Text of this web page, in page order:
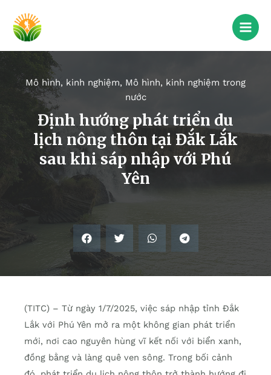
Mô hình, kinh nghiệm, Mô hình, kinh nghiệm trong
nước
Định hướng phát triển du
lịch nông thôn tại Đắk Lắk
sau khi sáp nhập với Phú
Yên
(TITC) – Từ ngày 1/7/2025, việc sáp nhập tỉnh Đắk
Lắk với Phú Yên mở ra một không gian phát triển
mới, nơi cao nguyên hùng vĩ kết nối với biển xanh,
đồng bằng và làng quê ven sông. Trong bối cảnh